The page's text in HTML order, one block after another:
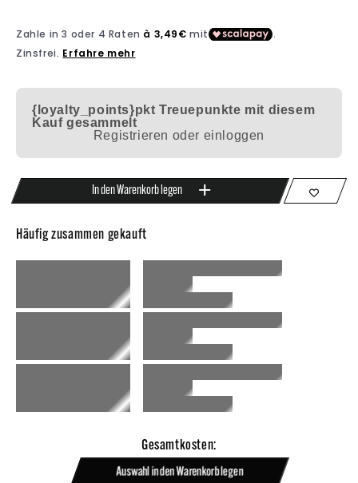
{loyalty_points}pkt Treuepunkte mit diesem
Kauf gesammelt
Registrieren oder einloggen
In den Warenkorb legen
Häufig zusammen gekauft
Gesamtkosten:
Auswahl in den Warenkorb legen